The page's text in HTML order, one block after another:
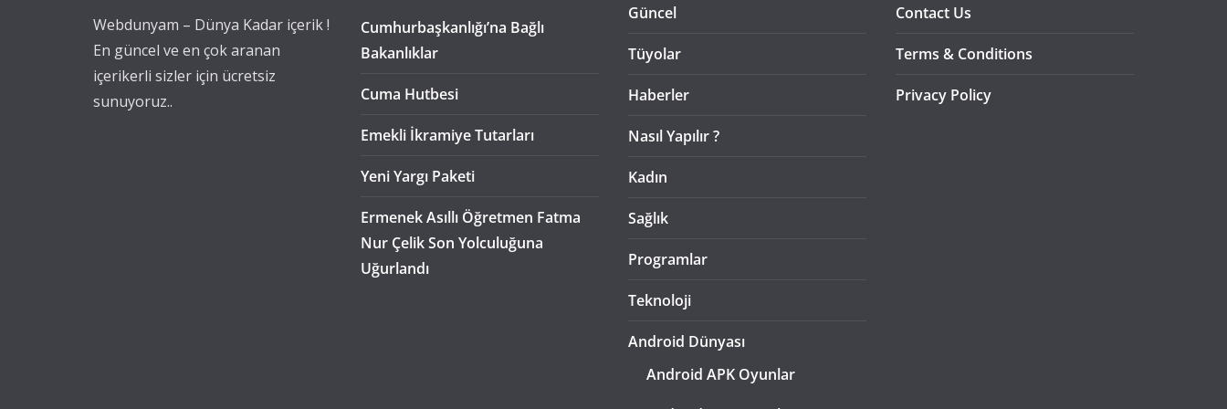
Webdunyam – Dünya Kadar içerik !
En güncel ve en çok aranan
içerikerli sizler için ücretsiz
sunuyoruz..
Cumhurbaşkanlığı’na Bağlı
Bakanlıklar
Cuma Hutbesi
Emekli İkramiye Tutarları
Yeni Yargı Paketi
Ermenek Asıllı Öğretmen Fatma
Nur Çelik Son Yolculuğuna
Uğurlandı
Güncel
Tüyolar
Haberler
Nasıl Yapılır ?
Kadın
Sağlık
Programlar
Teknoloji
Android Dünyası
Android APK Oyunlar
Contact Us
Terms & Conditions
Privacy Policy